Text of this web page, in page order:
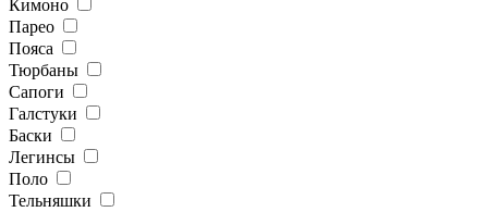
Кимоно
Парео
Пояса
Тюрбаны
Сапоги
Галстуки
Баски
Легинсы
Поло
Тельняшки